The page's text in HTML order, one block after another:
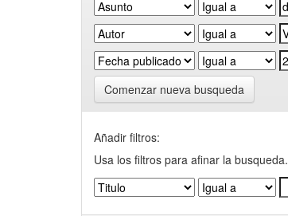
Comenzar nueva busqueda
Añadir filtros:
Usa los filtros para afinar la busqueda.